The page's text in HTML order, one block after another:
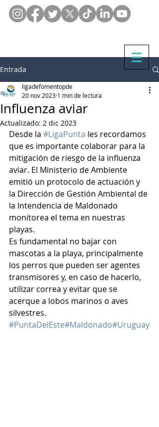
Entrada
Influenza aviar
ligadefomentopde
20 nov 2023 1 min de lectura
Actualizado: 2 dic 2023
Desde la #LigaPunta les recordamos
que es importante colaborar para la
mitigación de riesgo de la influenza
aviar. El Ministerio de Ambiente
emitió un protocolo de actuación y
la Dirección de Gestión Ambiental de
la Intendencia de Maldonado
monitorea el tema en nuestras
playas.
Es fundamental no bajar con
mascotas a la playa, principalmente
los perros que pueden ser agentes
transmisores y, en caso de hacerlo,
utilizar correa y evitar que se
acerque a lobos marinos o aves
silvestres.
#PuntaDelEste#Maldonado#Uruguay